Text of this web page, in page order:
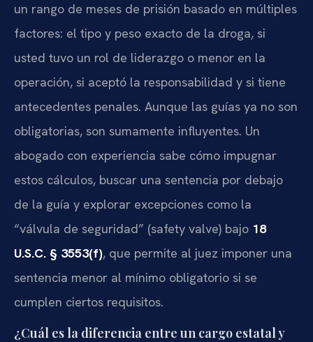
un rango de meses de prisión basado en múltiples
factores: el tipo y peso exacto de la droga, si
usted tuvo un rol de liderazgo o menor en la
operación, si aceptó la responsabilidad y si tiene
antecedentes penales. Aunque las guías ya no son
obligatorias, son sumamente influyentes. Un
abogado con experiencia sabe cómo impugnar
estos cálculos, buscar una sentencia por debajo
de la guía y explorar excepciones como la
“válvula de seguridad” (safety valve) bajo 18
U.S.C. § 3553(f), que permite al juez imponer una
sentencia menor al mínimo obligatorio si se
cumplen ciertos requisitos.
¿Cuál es la diferencia entre un cargo estatal y